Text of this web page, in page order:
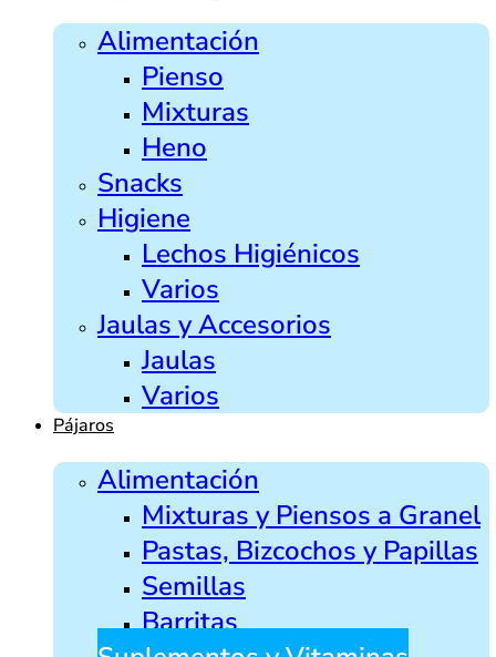
Alimentación
Pienso
Mixturas
Heno
Snacks
Higiene
Lechos Higiénicos
Varios
Jaulas y Accesorios
Jaulas
Varios
Pájaros
Alimentación
Mixturas y Piensos a Granel
Pastas, Bizcochos y Papillas
Semillas
Barritas